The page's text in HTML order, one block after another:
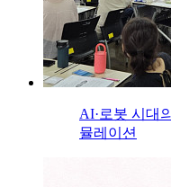
AI·로봇 시대
뮬레이션